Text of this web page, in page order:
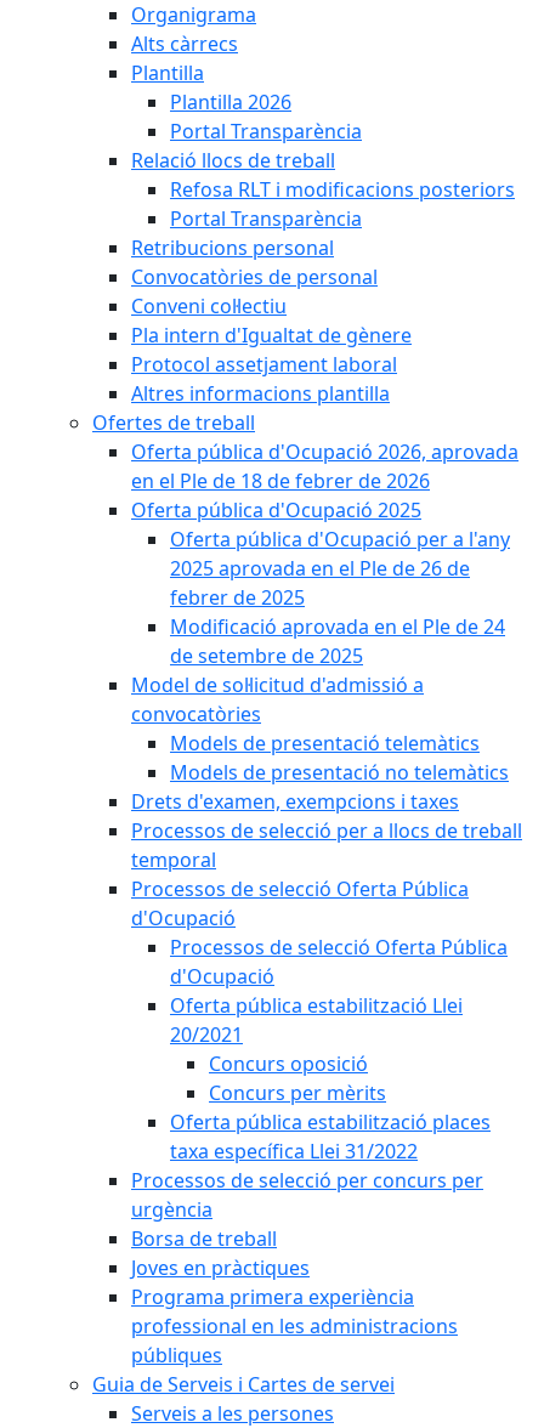
Organigrama
Alts càrrecs
Plantilla
Plantilla 2026
Portal Transparència
Relació llocs de treball
Refosa RLT i modificacions posteriors
Portal Transparència
Retribucions personal
Convocatòries de personal
Conveni col·lectiu
Pla intern d'Igualtat de gènere
Protocol assetjament laboral
Altres informacions plantilla
Ofertes de treball
Oferta pública d'Ocupació 2026, aprovada
en el Ple de 18 de febrer de 2026
Oferta pública d'Ocupació 2025
Oferta pública d'Ocupació per a l'any
2025 aprovada en el Ple de 26 de
febrer de 2025
Modificació aprovada en el Ple de 24
de setembre de 2025
Model de sol·licitud d'admissió a
convocatòries
Models de presentació telemàtics
Models de presentació no telemàtics
Drets d'examen, exempcions i taxes
Processos de selecció per a llocs de treball
temporal
Processos de selecció Oferta Pública
d'Ocupació
Processos de selecció Oferta Pública
d'Ocupació
Oferta pública estabilització Llei
20/2021
Concurs oposició
Concurs per mèrits
Oferta pública estabilització places
taxa específica Llei 31/2022
Processos de selecció per concurs per
urgència
Borsa de treball
Joves en pràctiques
Programa primera experiència
professional en les administracions
públiques
Guia de Serveis i Cartes de servei
Serveis a les persones